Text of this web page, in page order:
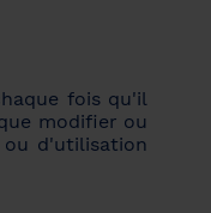
fois qu'il
modifier ou
d'utilisation